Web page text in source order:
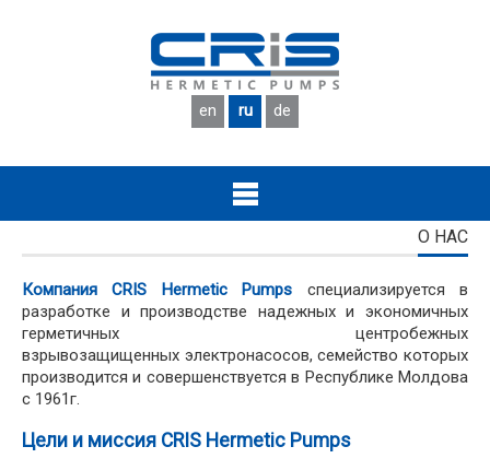
en ru de
О НАС
Компания CRIS Hermetic Pumps специализируется в
разработке и производстве надежных и экономичных
герметичных центробежных
взрывозащищенных электронасосов, семейство которых
производится и совершенствуется в Республике Молдова
с 1961г.
Цели и миссия CRIS Hermetic Pumps